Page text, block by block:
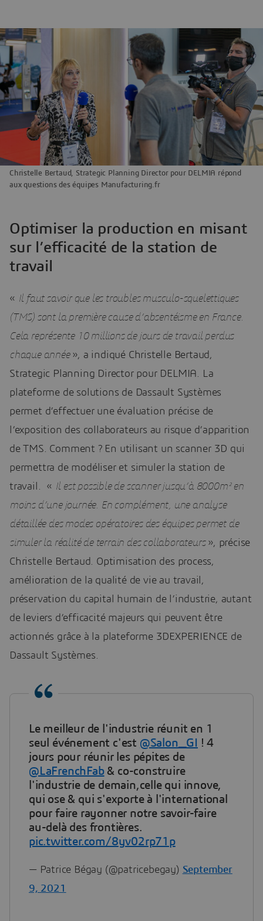
Christelle Bertaud, Strategic Planning Director pour DELMIA répond
aux questions des équipes Manufacturing.fr
Optimiser la production en misant
sur l’efficacité de la station de
travail
« Il faut savoir que les troubles musculo-squelettiques
(TMS) sont la première cause d’absentéisme en France.
Cela représente 10 millions de jours de travail perdus
chaque année», a indiqué Christelle Bertaud,
Strategic Planning Director pour DELMIA. La
plateforme de solutions de Dassault Systèmes
permet d’effectuer une évaluation précise de
l’exposition des collaborateurs au risque d’apparition
de TMS. Comment ? En utilisant un scanner 3D qui
permettra de modéliser et simuler la station de
travail. « Il est possible de scanner jusqu’à 8000m² en
moins d’une journée. En complément, une analyse
détaillée des modes opératoires des équipes permet de
simuler la réalité de terrain des collaborateurs», précise
Christelle Bertaud. Optimisation des process,
amélioration de la qualité de vie au travail,
préservation du capital humain de l’industrie, autant
de leviers d’efficacité majeurs qui peuvent être
actionnés grâce à la plateforme 3DEXPERIENCE de
Dassault Systèmes.
Le meilleur de l'industrie réunit en 1
seul événement c'est @Salon_GI
! 4
jours pour réunir les pépites de
@LaFrenchFab& co-construire
l'industrie de demain,celle qui innove,
qui ose & qui s'exporte à l'international
pour faire rayonner notre savoir-faire
au-delà des frontières.
pic.twitter.com/8yv02rp71p
— Patrice Bégay (@patricebegay) September
9, 2021